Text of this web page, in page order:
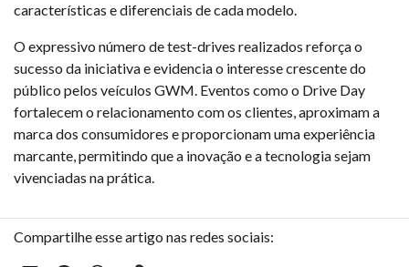
características e diferenciais de cada modelo.
O expressivo número de test-drives realizados reforça o
sucesso da iniciativa e evidencia o interesse crescente do
público pelos veículos GWM. Eventos como o Drive Day
fortalecem o relacionamento com os clientes, aproximam a
marca dos consumidores e proporcionam uma experiência
marcante, permitindo que a inovação e a tecnologia sejam
vivenciadas na prática.
Compartilhe esse artigo nas redes sociais: